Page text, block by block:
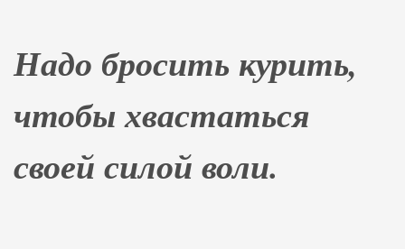
Надо бросить курить,
чтобы хвастаться
своей силой воли.